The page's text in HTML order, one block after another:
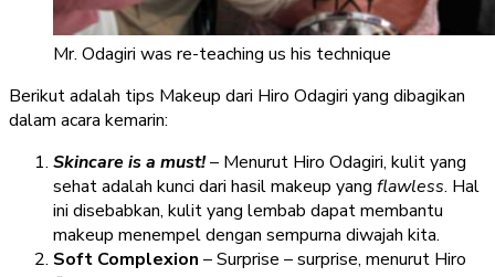
Mr. Odagiri was re-teaching us his technique
Berikut adalah tips Makeup dari Hiro Odagiri yang dibagikan
dalam acara kemarin:
Skincare is a must!– Menurut Hiro Odagiri, kulit yang
sehat adalah kunci dari hasil makeup yang flawless. Hal
ini disebabkan, kulit yang lembab dapat membantu
makeup menempel dengan sempurna diwajah kita.
Soft Complexion – Surprise – surprise, menurut Hiro